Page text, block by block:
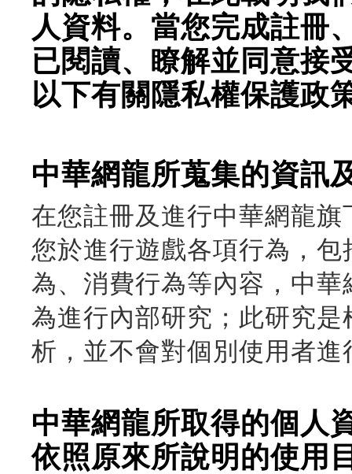
人資料。當您完成註冊
已閱讀、瞭解並同意接
以下有關隱私權保護政
中華網龍所蒐集的資訊
在您註冊及進行中華網龍
您於進行遊戲各項行為，
為、消費行為等內容，中
為進行內部研究；此研究
析，並不會對個別使用者進
中華網龍所取得的個人
依照原來所說明的使用